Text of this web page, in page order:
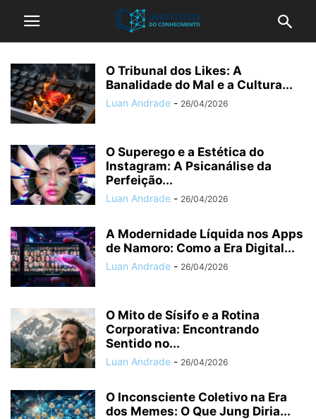
O Tribunal dos Likes: A
Banalidade do Mal e a Cultura...
Luan Andrade - 26/04/2026
O Superego e a Estética do
Instagram: A Psicanálise da
Perfeição...
Luan Andrade - 26/04/2026
A Modernidade Líquida nos Apps
de Namoro: Como a Era Digital...
Luan Andrade - 26/04/2026
O Mito de Sísifo e a Rotina
Corporativa: Encontrando
Sentido no...
Luan Andrade - 26/04/2026
O Inconsciente Coletivo na Era
dos Memes: O Que Jung Diria...